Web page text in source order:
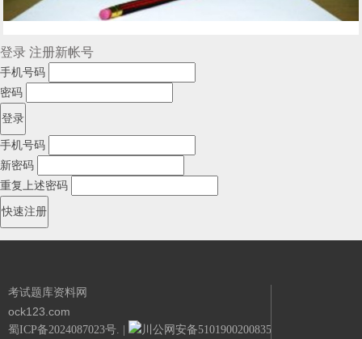
登录 注册新帐号
手机号码
密码
手机号码
新密码
重复上述密码
考试题库资料网
ock123.com
蜀ICP备2024087023号. 川公网安备51019002008351号.